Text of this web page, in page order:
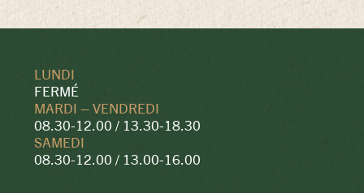
FOOTER
HORAIRES
LUNDI
FERMÉ
MARDI – VENDREDI
08.30-12.00 / 13.30-18.30
SAMEDI
08.30-12.00 / 13.00-16.00
ADRESSE